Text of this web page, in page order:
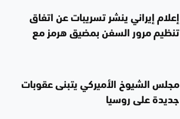
إعلام إيراني ينشر تسريبات عن اتفاق
تنظيم مرور السفن بمضيق هرمز مع
مجلس الشيوخ الأميركي يتبنى عقوبات
جديدة على روسيا